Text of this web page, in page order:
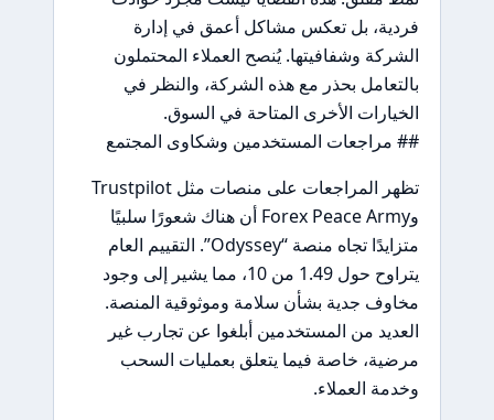
فردية، بل تعكس مشاكل أعمق في إدارة
الشركة وشفافيتها. يُنصح العملاء المحتملون
بالتعامل بحذر مع هذه الشركة، والنظر في
الخيارات الأخرى المتاحة في السوق.
## مراجعات المستخدمين وشكاوى المجتمع
تظهر المراجعات على منصات مثل Trustpilot
وForex Peace Army أن هناك شعورًا سلبيًا
متزايدًا تجاه منصة “Odyssey”. التقييم العام
يتراوح حول 1.49 من 10، مما يشير إلى وجود
مخاوف جدية بشأن سلامة وموثوقية المنصة.
العديد من المستخدمين أبلغوا عن تجارب غير
مرضية، خاصة فيما يتعلق بعمليات السحب
وخدمة العملاء.